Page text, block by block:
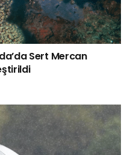
Sert Mercan